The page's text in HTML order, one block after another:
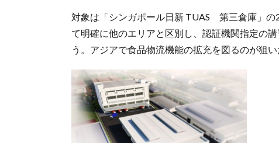
対象は「シンガポール日新 TUAS 第三倉庫」
て明確に他のエリアと区別し、認証機関指定の
う。アジアで食品物流機能の拡充を図るのが狙い